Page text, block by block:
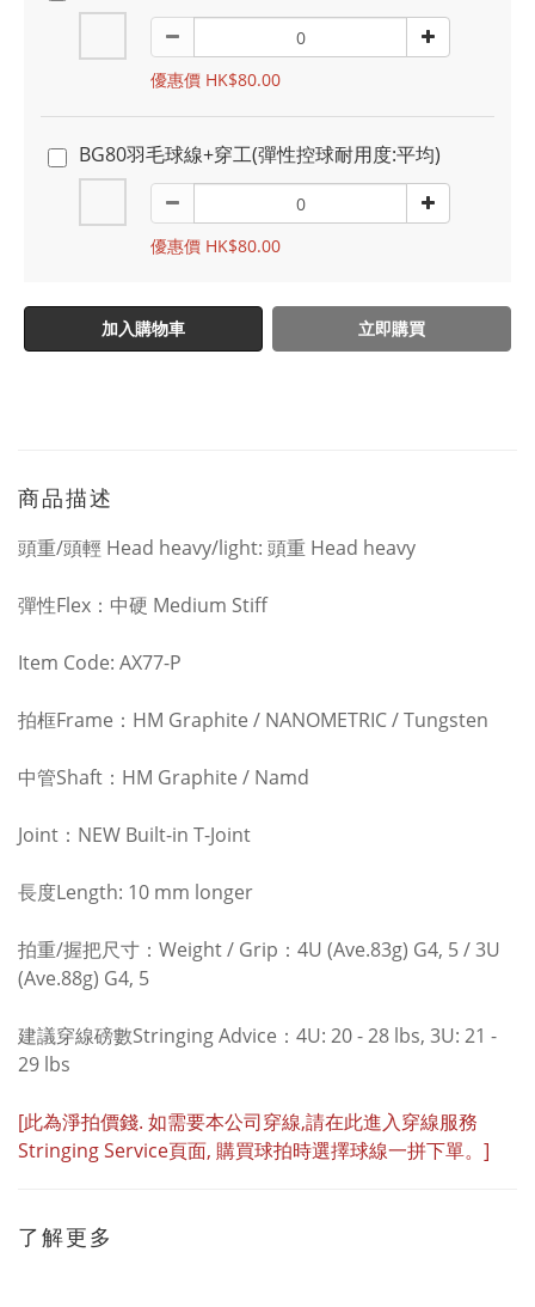
優惠價 HK$80.00
BG80羽毛球線+穿工(彈性控球耐用度:平均)
優惠價 HK$80.00
加入購物車 立即購買
商品描述
頭重/頭輕 Head heavy/light: 頭重 Head heavy
彈性Flex：中硬 Medium Stiff
Item Code: AX77-P
拍框Frame：HM Graphite / NANOMETRIC / Tungsten
中管Shaft：HM Graphite / Namd
Joint：NEW Built-in T-Joint
長度Length: 10 mm longer
拍重/握把尺寸：Weight / Grip：4U (Ave.83g) G4, 5 / 3U
(Ave.88g) G4, 5
建議穿線磅數Stringing Advice：4U: 20 - 28 lbs, 3U: 21 -
29 lbs
[此為淨拍價錢. 如需要本公司穿線,請在此進入穿線服務
Stringing Service頁面, 購買球拍時選擇球線一拼下單。]
了解更多